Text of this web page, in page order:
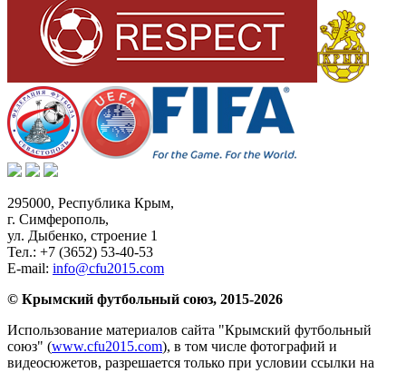
295000, Республика Крым,
г. Симферополь,
ул. Дыбенко, строение 1
Тел.: +7 (3652) 53-40-53
E-mail: info@cfu2015.com
© Крымский футбольный союз, 2015-2026
Использование материалов сайта "Крымский футбольный
союз" (www.cfu2015.com), в том числе фотографий и
видеосюжетов, разрешается только при условии ссылки на